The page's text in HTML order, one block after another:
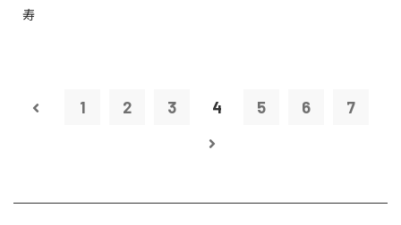
寿
1 2 3 4 5 6 7